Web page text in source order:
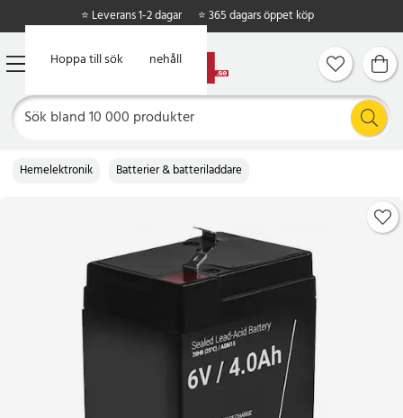
Hoppa till huvudinnehåll
Hoppa till sök
⭐ Leverans 1-2 dagar ⭐ 365 dagars öppet köp
Hemelektronik Batterier & batteriladdare